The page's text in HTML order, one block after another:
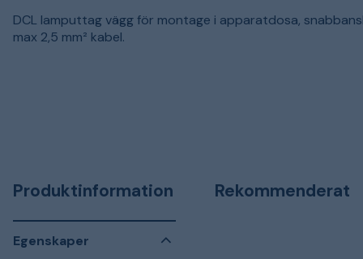
DCL lamputtag vägg för montage i apparatdosa,
max 2,5 mm² kabel.
Produktinformation
Egenskaper
Rekommenderat